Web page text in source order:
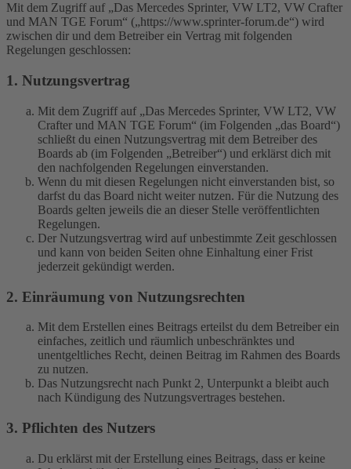
Mit dem Zugriff auf „Das Mercedes Sprinter, VW LT2, VW Crafter
und MAN TGE Forum“ („https://www.sprinter-forum.de“) wird
zwischen dir und dem Betreiber ein Vertrag mit folgenden
Regelungen geschlossen:
1. Nutzungsvertrag
Mit dem Zugriff auf „Das Mercedes Sprinter, VW LT2, VW
Crafter und MAN TGE Forum“ (im Folgenden „das Board“)
schließt du einen Nutzungsvertrag mit dem Betreiber des
Boards ab (im Folgenden „Betreiber“) und erklärst dich mit
den nachfolgenden Regelungen einverstanden.
Wenn du mit diesen Regelungen nicht einverstanden bist, so
darfst du das Board nicht weiter nutzen. Für die Nutzung des
Boards gelten jeweils die an dieser Stelle veröffentlichten
Regelungen.
Der Nutzungsvertrag wird auf unbestimmte Zeit geschlossen
und kann von beiden Seiten ohne Einhaltung einer Frist
jederzeit gekündigt werden.
2. Einräumung von Nutzungsrechten
Mit dem Erstellen eines Beitrags erteilst du dem Betreiber ein
einfaches, zeitlich und räumlich unbeschränktes und
unentgeltliches Recht, deinen Beitrag im Rahmen des Boards
zu nutzen.
Das Nutzungsrecht nach Punkt 2, Unterpunkt a bleibt auch
nach Kündigung des Nutzungsvertrages bestehen.
3. Pflichten des Nutzers
Du erklärst mit der Erstellung eines Beitrags, dass er keine